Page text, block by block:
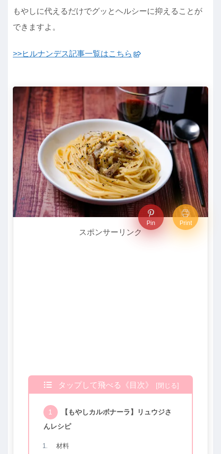
もやしに代えるだけでグッとヘルシーに抑えることが
できますよ。
>>ヒルナンデス記事一覧はこちら
Pin Print
スポンサーリンク
タップして飛べる《目次》
【もやしカルボナーラ】リュウジさ
んレシピ
材料